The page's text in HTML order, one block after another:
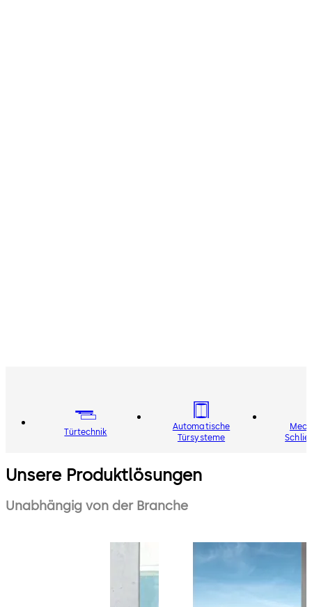
Türtechnik
Automatische
Türsysteme
Unsere Produktlösungen
Unabhängig von der Branche